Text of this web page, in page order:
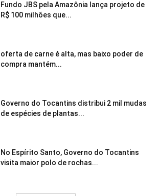
Fundo JBS pela Amazônia lança projeto de
R$ 100 milhões que...
oferta de carne é alta, mas baixo poder de
compra mantém...
Governo do Tocantins distribui 2 mil mudas
de espécies de plantas...
No Espírito Santo, Governo do Tocantins
visita maior polo de rochas...